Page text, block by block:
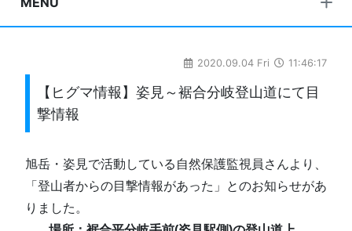
2020.09.04 Fri 11:46:17
【ヒグマ情報】姿見～裾合分岐登山道にて目
撃情報
旭岳・姿見で活動している自然保護監視員さんより、
「登山者からの目撃情報があった」とのお知らせがあ
りました。